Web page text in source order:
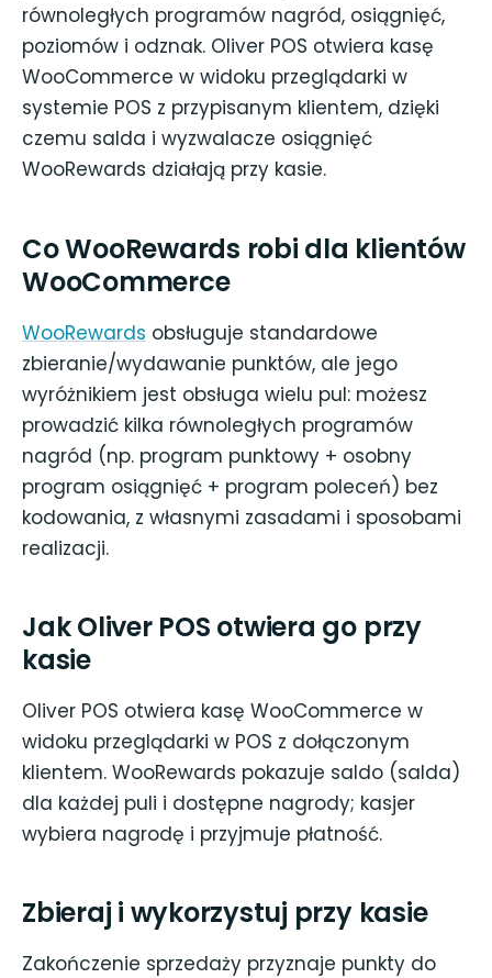
równoległych programów nagród, osiągnięć,
poziomów i odznak. Oliver POS otwiera kasę
WooCommerce w widoku przeglądarki w
systemie POS z przypisanym klientem, dzięki
czemu salda i wyzwalacze osiągnięć
WooRewards działają przy kasie.
Co WooRewards robi dla klientów
WooCommerce
WooRewards obsługuje standardowe
zbieranie/wydawanie punktów, ale jego
wyróżnikiem jest obsługa wielu pul: możesz
prowadzić kilka równoległych programów
nagród (np. program punktowy + osobny
program osiągnięć + program poleceń) bez
kodowania, z własnymi zasadami i sposobami
realizacji.
Jak Oliver POS otwiera go przy
kasie
Oliver POS otwiera kasę WooCommerce w
widoku przeglądarki w POS z dołączonym
klientem. WooRewards pokazuje saldo (salda)
dla każdej puli i dostępne nagrody; kasjer
wybiera nagrodę i przyjmuje płatność.
Zbieraj i wykorzystuj przy kasie
Zakończenie sprzedaży przyznaje punkty do